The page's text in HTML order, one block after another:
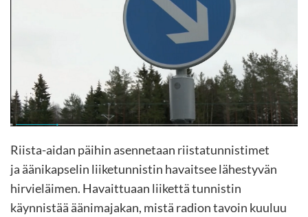
Riista-aidan päihin asennetaan riistatunnistimet
ja äänikapselin liiketunnistin havaitsee lähestyvän
hirvieläimen. Havaittuaan liikettä tunnistin
käynnistää äänimajakan, mistä radion tavoin kuuluu